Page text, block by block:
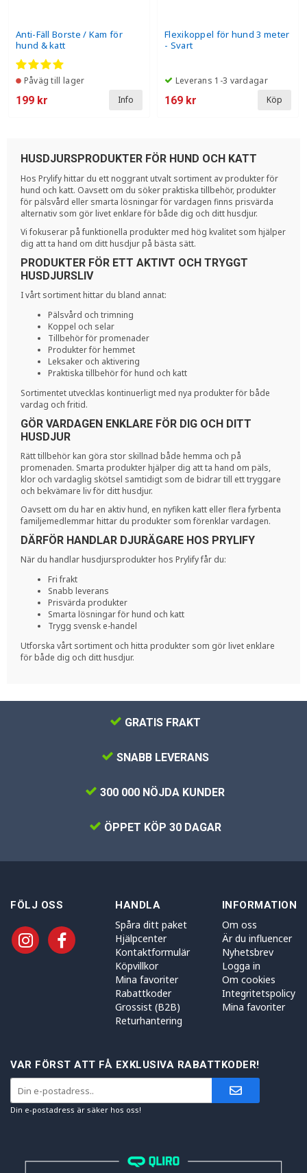
Anti-Fäll Borste / Kam för
hund & katt
Påväg till lager
199 kr Info
Flexikoppel för hund 3 meter
- Svart
Leverans 1-3 vardagar
169 kr Köp
HUSDJURSPRODUKTER FÖR HUND OCH KATT
Hos Prylify hittar du ett noggrant utvalt sortiment av produkter för
hund och katt. Oavsett om du söker praktiska tillbehör, produkter
för pälsvård eller smarta lösningar för vardagen finns prisvärda
alternativ som gör livet enklare för både dig och ditt husdjur.
Vi fokuserar på funktionella produkter med hög kvalitet som hjälper
dig att ta hand om ditt husdjur på bästa sätt.
PRODUKTER FÖR ETT AKTIVT OCH TRYGGT
HUSDJURSLIV
I vårt sortiment hittar du bland annat:
Pälsvård och trimning
Koppel och selar
Tillbehör för promenader
Produkter för hemmet
Leksaker och aktivering
Praktiska tillbehör för hund och katt
Sortimentet utvecklas kontinuerligt med nya produkter för både
vardag och fritid.
GÖR VARDAGEN ENKLARE FÖR DIG OCH DITT
HUSDJUR
Rätt tillbehör kan göra stor skillnad både hemma och på
promenaden. Smarta produkter hjälper dig att ta hand om päls,
klor och vardaglig skötsel samtidigt som de bidrar till ett tryggare
och bekvämare liv för ditt husdjur.
Oavsett om du har en aktiv hund, en nyfiken katt eller flera fyrbenta
familjemedlemmar hittar du produkter som förenklar vardagen.
DÄRFÖR HANDLAR DJURÄGARE HOS PRYLIFY
När du handlar husdjursprodukter hos Prylify får du:
Fri frakt
Snabb leverans
Prisvärda produkter
Smarta lösningar för hund och katt
Trygg svensk e-handel
Utforska vårt sortiment och hitta produkter som gör livet enklare
för både dig och ditt husdjur.
GRATIS FRAKT
SNABB LEVERANS
300 000 NÖJDA KUNDER
ÖPPET KÖP 30 DAGAR
FÖLJ OSS HANDLA
Spåra ditt paket
Hjälpcenter
Kontaktformulär
Köpvillkor
Mina favoriter
Rabattkoder
Grossist (B2B)
Returhantering
INFORMATION
Om oss
Är du influencer
Nyhetsbrev
Logga in
Om cookies
Integritetspolicy
Mina favoriter
VAR FÖRST ATT FÅ EXKLUSIVA RABATTKODER!
Din e-postadress är säker hos oss!